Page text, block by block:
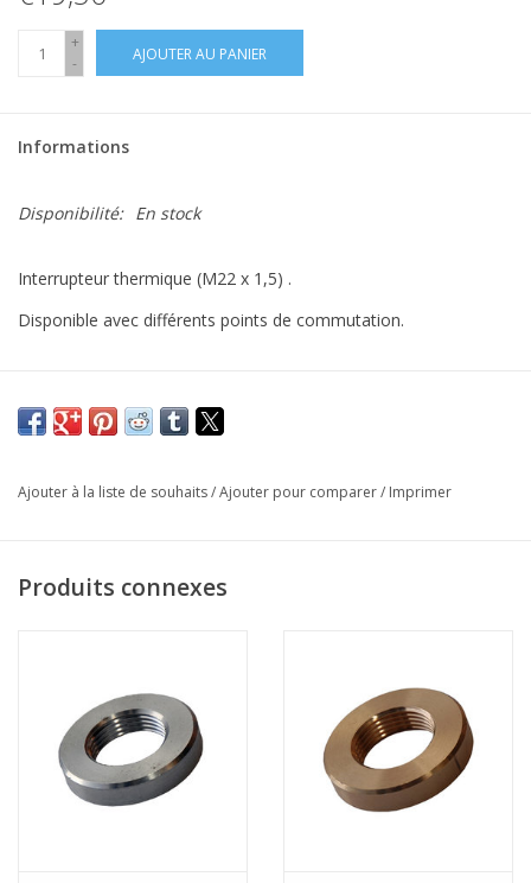
+
-
AJOUTER AU PANIER
Informations
Disponibilité: En stock
Interrupteur thermique (M22 x 1,5) .
Disponible avec différents points de commutation.
Ajouter à la liste de souhaits/Ajouter pour comparer/ Imprimer
Produits connexes